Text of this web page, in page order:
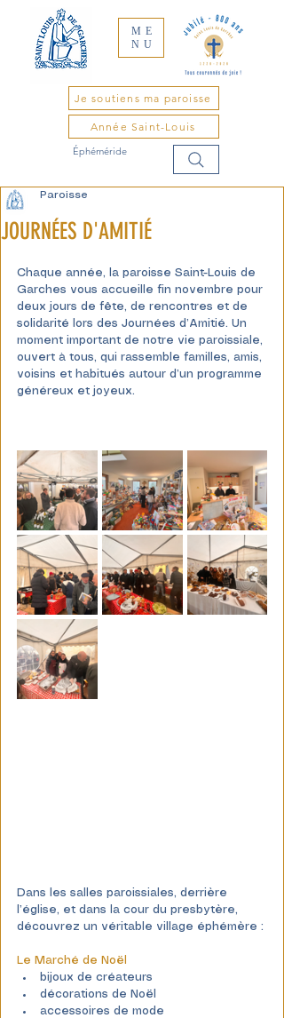
ME
NU
Je soutiens ma paroisse
Année Saint-Louis
Éphéméride
JOURNÉES D'AMITIÉ
Paroisse
Chaque année, la paroisse Saint-Louis de
Garches vous accueille fin novembre pour
deux jours de fête, de rencontres et de
solidarité lors des Journées d’Amitié. Un
moment important de notre vie paroissiale,
ouvert à tous, qui rassemble familles, amis,
voisins et habitués autour d’un programme
généreux et joyeux.
Dans les salles paroissiales, derrière
l’église, et dans la cour du presbytère,
découvrez un véritable village éphémère :
Le Marché de Noël
bijoux de créateurs
décorations de Noël
accessoires de mode